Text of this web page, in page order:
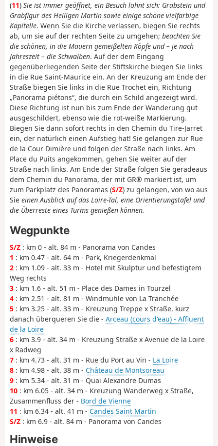
(11) Sie ist immer geöffnet, ein Besuch lohnt sich: Grabstein und
Grabfigur des Heiligen Martin sowie einige schöne vielfarbige
Kapitelle. Wenn Sie die Kirche verlassen, biegen Sie rechts
ab, um sie auf der rechten Seite zu umgehen; beachten Sie
die schönen, in die Mauern gemeißelten Köpfe und – je nach
Jahreszeit – die Schwalben. Auf der dem Eingang
gegenüberliegenden Seite der Stiftskirche biegen Sie links
in die Rue Saint-Maurice ein. An der Kreuzung am Ende der
Straße biegen Sie links in die Rue Trochet ein, Richtung
„Panorama piétons“, die durch ein Schild angezeigt wird.
Diese Richtung ist nun bis zum Ende der Wanderung gut
ausgeschildert, ebenso wie die rot-weiße Markierung.
Biegen Sie dann sofort rechts in den Chemin du Tire-Jarret
ein, der natürlich einen Aufstieg hat! Sie gelangen zur Rue
de la Cour Dimière und folgen der Straße nach links. Am
Place du Puits angekommen, gehen Sie weiter auf der
Straße nach links. Am Ende der Straße folgen Sie geradeaus
dem Chemin du Panorama, der mit GR® markiert ist, um
zum Parkplatz des Panoramas (S/Z) zu gelangen, von wo aus
Sie einen Ausblick auf das Loire-Tal, eine Orientierungstafel und
die Überreste eines Turms genießen können.
Wegpunkte
S/Z : km 0 - alt. 84 m - Panorama von Candes
1 : km 0.47 - alt. 64 m - Park, Kriegerdenkmal
2 : km 1.09 - alt. 33 m - Hotel mit Skulptur und befestigtem
Weg rechts
3 : km 1.6 - alt. 51 m - Place des Dames in Tourzel
4 : km 2.51 - alt. 81 m - Windmühle von La Tranchée
5 : km 3.25 - alt. 33 m - Kreuzung Treppe x Straße, kurz
danach überqueren Sie die - Arceau (cours d'eau) - Affluent
de la Loire
6 : km 3.9 - alt. 34 m - Kreuzung Straße x Avenue de la Loire
x Radweg
7 : km 4.73 - alt. 31 m - Rue du Port au Vin - La Loire
8 : km 4.98 - alt. 38 m - Château de Montsoreau
9 : km 5.34 - alt. 31 m - Quai Alexandre Dumas
10 : km 6.05 - alt. 34 m - Kreuzung Wanderweg x Straße,
Zusammenfluss der - Bord de Vienne
11 : km 6.34 - alt. 41 m - Candes Saint Martin
S/Z : km 6.9 - alt. 84 m - Panorama von Candes
Hinweise